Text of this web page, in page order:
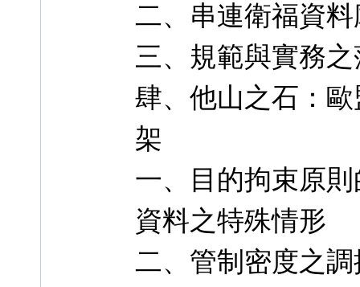
二、串連衛福資
三、規範與實務
肆、他山之石：
架
一、目的拘束原
資料之特殊情形
二、管制密度之調